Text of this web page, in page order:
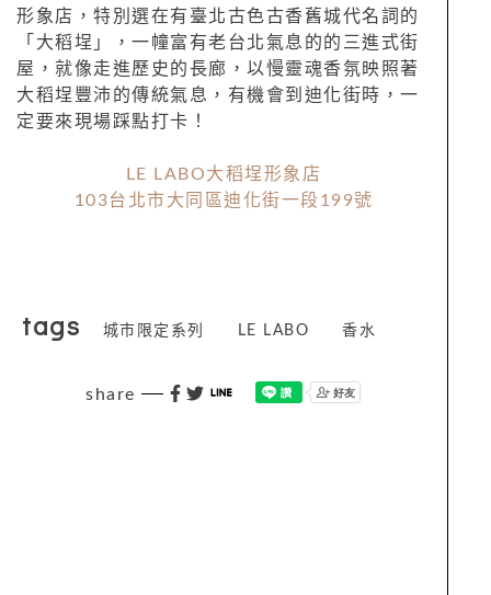
形象店，特別選在有臺北古色古香舊城代名詞的
「大稻埕」，一幢富有老台北氣息的的三進式街
屋，就像走進歷史的長廊，以慢靈魂香氛映照著
大稻埕豐沛的傳統氣息，有機會到迪化街時，一
定要來現場踩點打卡！
LE LABO大稻埕形象店
103台北市大同區迪化街一段199號
tags 城市限定系列 LE LABO 香水
share